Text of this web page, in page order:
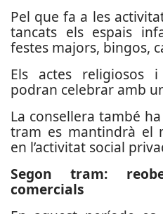
Pel que fa a les
tancats els espais
festes majors, bingos,
Els actes religiosos
podran celebrar amb
La consellera també
tram es mantindrà el
en l’activitat social
Segon tram:
comercials